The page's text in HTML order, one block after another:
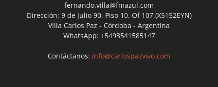
fernando.villa@fmazul.com
Dirección: 9 de Julio 90. Piso 10. Of 107.(X5152EYN)
Villa Carlos Paz - Córdoba - Argentina
WhatsApp: +5493541585147
Contáctanos: info@carlospazvivo.com